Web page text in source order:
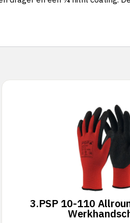
3.PSP 10-110